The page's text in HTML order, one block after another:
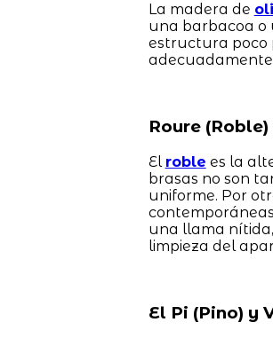
La madera de
una barbacoa o
estructura poco
Roure
El roble es la
brasas no son
uniforme. Por
una llama
limpieza del
El Pi (Pino) y